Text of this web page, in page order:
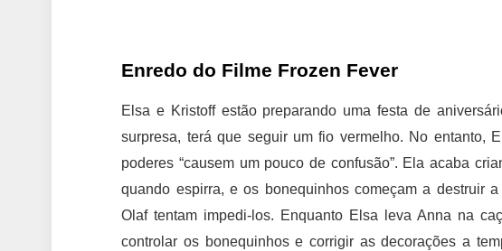
Enredo do Filme Frozen Fever
Elsa e Kristoff estão preparando uma festa de
surpresa, terá que seguir um fio vermelho. No entanto,
poderes “causem um pouco de confusão”. Ela acaba
quando espirra, e os bonequinhos começam a destruir
Olaf tentam impedi-los. Enquanto Elsa leva Anna na
controlar os bonequinhos e corrigir as decorações a